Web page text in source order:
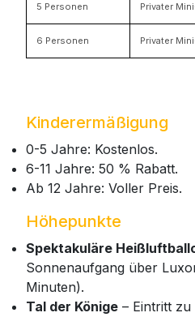
5 Personen Privater
6 Personen Privater
Kinderermäßigung
0-5 Jahre: Kostenlos.
6-11 Jahre: 50 % Rabatt.
Ab 12 Jahre: Voller Preis.
Höhepunkte
Spektakuläre
Sonnenaufgang über
Minuten).
Tal der Könige – Eintritt